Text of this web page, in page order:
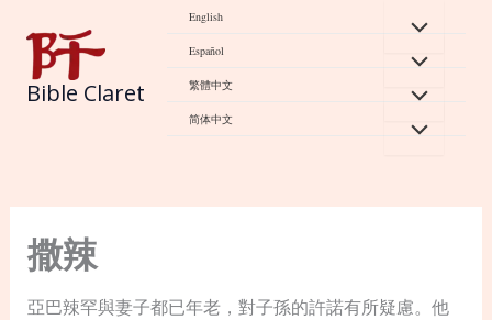
content
Bible Claret
English
Español
繁體中文
简体中文
撒辣
亞巴辣罕與妻子都已年老，對子孫的許諾有所疑慮。他